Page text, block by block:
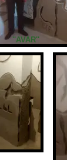
''AVAR''